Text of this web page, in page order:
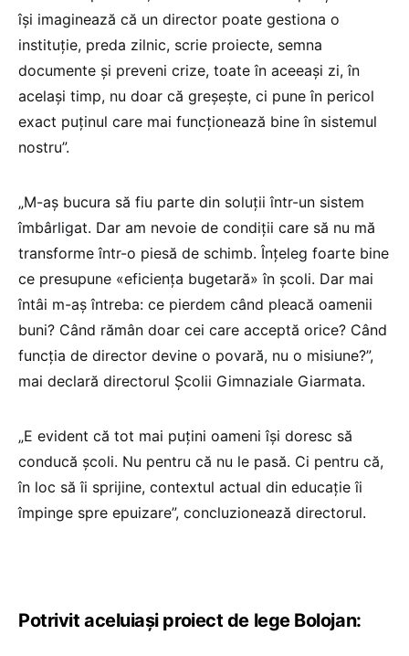
își imaginează că un director poate gestiona o
instituție, preda zilnic, scrie proiecte, semna
documente și preveni crize, toate în aceeași zi, în
același timp, nu doar că greșește, ci pune în pericol
exact puținul care mai funcționează bine în sistemul
nostru”.
„M-aș bucura să fiu parte din soluții într-un sistem
îmbârligat. Dar am nevoie de condiții care să nu mă
transforme într-o piesă de schimb. Înțeleg foarte bine
ce presupune «eficiența bugetară» în școli. Dar mai
întâi m-aș întreba: ce pierdem când pleacă oamenii
buni? Când rămân doar cei care acceptă orice? Când
funcția de director devine o povară, nu o misiune?”,
mai declară directorul Școlii Gimnaziale Giarmata.
„E evident că tot mai puțini oameni își doresc să
conducă școli. Nu pentru că nu le pasă. Ci pentru că,
în loc să îi sprijine, contextul actual din educație îi
împinge spre epuizare”, concluzionează directorul.
Potrivit aceluiași proiect de lege Bolojan: